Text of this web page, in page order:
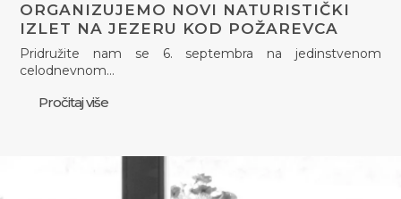
ORGANIZUJEMO NOVI NATURISTIČKI
IZLET NA JEZERU KOD POŽAREVCA
Pridružite nam se 6. septembra na jedinstvenom
celodnevnom…
Pročitaj više